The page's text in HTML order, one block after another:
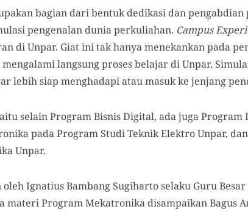
bagian dari bentuk dedikasi dan pengabdian
pengenalan dunia perkuliahan. Campus
di Unpar. Giat ini tak hanya menekankan pada
langsung proses belajar di Unpar.
lebih siap menghadapi atau masuk ke jenjang
selain Program Bisnis Digital, ada juga
pada Program Studi Teknik Elektro Unpar,
Unpar.
Ignatius Bambang Sugiharto selaku Guru Besar
materi Program Mekatronika disampaikan Bagus